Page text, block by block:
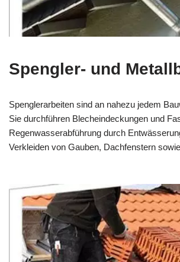
Spengler- und
Spenglerarbeiten sind an nahezu jedem
Sie durchführen Blecheindeckungen und
Regenwasserabführung durch
Verkleiden von Gauben, Dachfenstern